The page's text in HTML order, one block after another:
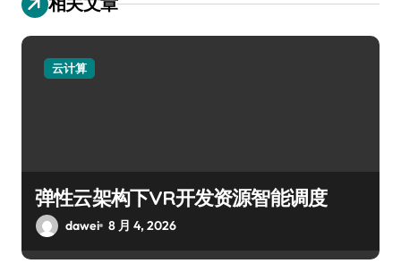
云计算
弹性云架构下VR开发资源智能调度
dawei 8 月 4, 2026